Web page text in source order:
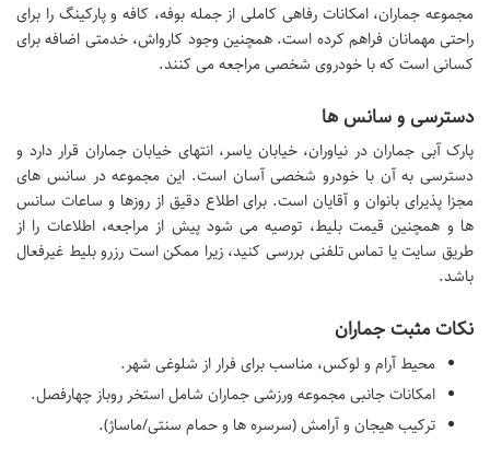
مجموعه جماران، امکانات رفاهی کاملی از جمله بوفه، کافه و پارکینگ را برای
راحتی مهمانان فراهم کرده است. همچنین وجود کارواش، خدمتی اضافه برای
کسانی است که با خودروی شخصی مراجعه می کنند.
دسترسی و سانس ها
پارک آبی جماران در نیاوران، خیابان یاسر، انتهای خیابان جماران قرار دارد و
دسترسی به آن با خودرو شخصی آسان است. این مجموعه در سانس های
مجزا پذیرای بانوان و آقایان است. برای اطلاع دقیق از روزها و ساعات سانس
ها و همچنین قیمت بلیط، توصیه می شود پیش از مراجعه، اطلاعات را از
طریق سایت یا تماس تلفنی بررسی کنید، زیرا ممکن است رزرو بلیط غیرفعال
باشد.
نکات مثبت جماران
محیط آرام و لوکس، مناسب برای فرار از شلوغی شهر.
امکانات جانبی مجموعه ورزشی جماران شامل استخر روباز چهارفصل.
ترکیب هیجان و آرامش (سرسره ها و حمام سنتی/ماساژ).